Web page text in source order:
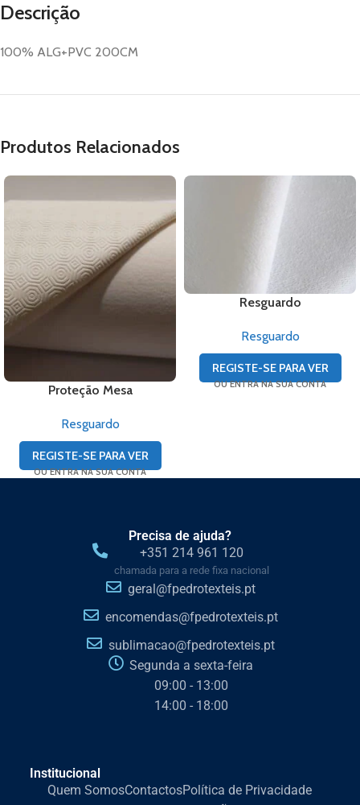
Descrição
100% ALG+PVC 200CM
Produtos Relacionados
Proteção Mesa
Resguardo
REGISTE-SE PARA VER
OU ENTRA NA SUA CONTA
Resguardo
Resguardo
REGISTE-SE PARA VER
OU ENTRA NA SUA CONTA
Institucional
Quem SomosContactosPolítica de Privacidade
Precisa de ajuda?
+351 214 961 120
chamada para a rede fixa nacional
geral@fpedrotexteis.pt
encomendas@fpedrotexteis.pt
sublimacao@fpedrotexteis.pt
Segunda a sexta-feira
09:00 - 13:00
14:00 - 18:00